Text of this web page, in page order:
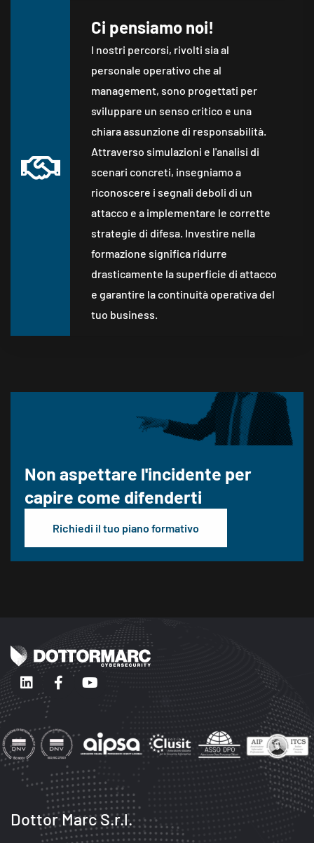
Ci pensiamo noi!
I nostri percorsi, rivolti sia al
personale operativo che al
management, sono progettati per
sviluppare un senso critico e una
chiara assunzione di responsabilità.
Attraverso simulazioni e l'analisi di
scenari concreti, insegniamo a
riconoscere i segnali deboli di un
attacco e a implementare le corrette
strategie di difesa. Investire nella
formazione significa ridurre
drasticamente la superficie di attacco
e garantire la continuità operativa del
tuo business.
Non aspettare l'incidente per
capire come difenderti
Richiedi il tuo piano formativo
Dottor Marc S.r.l.